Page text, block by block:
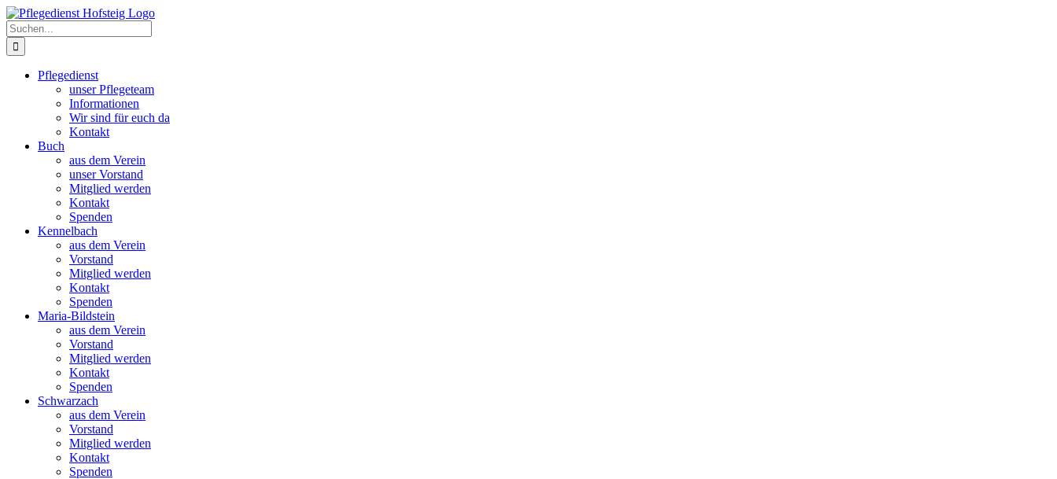
Zum
Inhalt
springen
Suche
nach:
Pflegedienst
unser Pflegeteam
Informationen
Wir sind für euch da
Kontakt
Buch
aus dem Verein
unser Vorstand
Mitglied werden
Kontakt
Spenden
Kennelbach
aus dem Verein
Vorstand
Mitglied werden
Kontakt
Spenden
Maria-Bildstein
aus dem Verein
Vorstand
Mitglied werden
Kontakt
Spenden
Schwarzach
aus dem Verein
Vorstand
Mitglied werden
Kontakt
Spenden